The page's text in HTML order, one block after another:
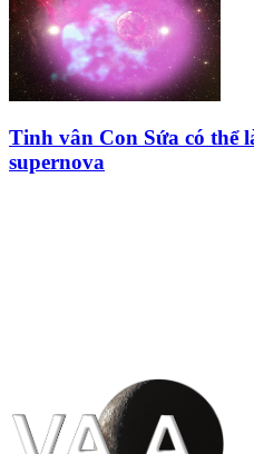
Tinh vân Con Sứa có thể
supernova